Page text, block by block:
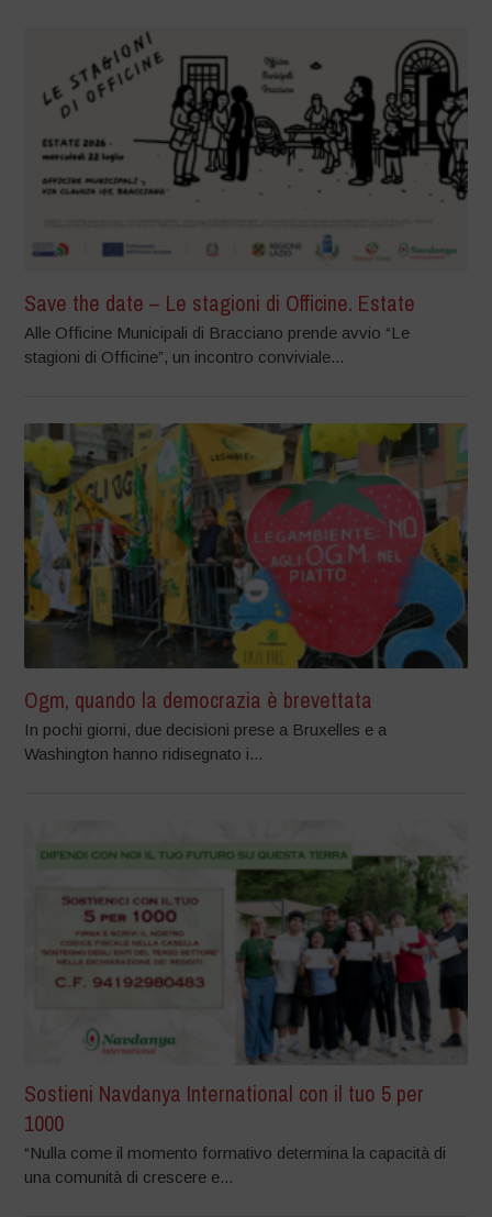
Save the date – Le stagioni di Officine. Estate
Alle Officine Municipali di Bracciano prende avvio “Le
stagioni di Officine”, un incontro conviviale...
Ogm, quando la democrazia è brevettata
In pochi giorni, due decisioni prese a Bruxelles e a
Washington hanno ridisegnato i...
Sostieni Navdanya International con il tuo 5 per
1000
“Nulla come il momento formativo determina la capacità di
una comunità di crescere e...